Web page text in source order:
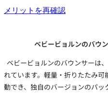
メリットを再確認
ベビービョルンのバウ
ベビービョルンのバウンサーは
れています。軽量・折りたたみ
動でき、独自のバージョンのパ